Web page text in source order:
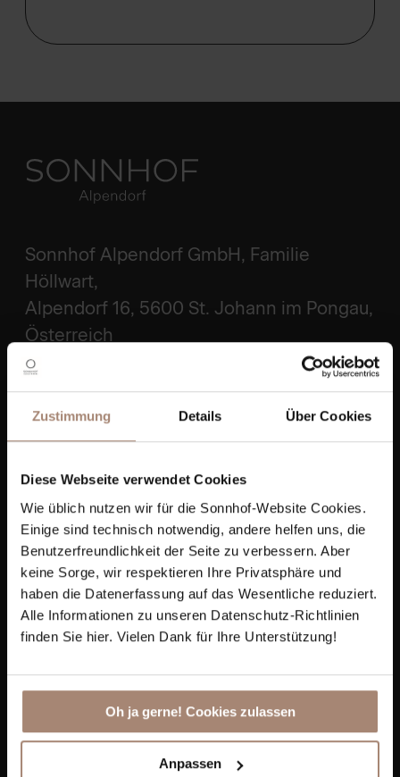
Zustimmung Details Über Cookies
Diese Webseite verwendet Cookies
Wie üblich nutzen wir für die Sonnhof-Website Cookies.
Einige sind technisch notwendig, andere helfen uns, die
Benutzerfreundlichkeit der Seite zu verbessern. Aber
keine Sorge, wir respektieren Ihre Privatsphäre und
haben die Datenerfassung auf das Wesentliche reduziert.
Alle Informationen zu unseren Datenschutz-Richtlinien
finden Sie hier. Vielen Dank für Ihre Unterstützung!
Oh ja gerne! Cookies zulassen
Anpassen
Sonnhof Alpendorf GmbH, Familie
Höllwart,
Alpendorf 16, 5600 St. Johann im Pongau,
Österreich
ROUTE PLANEN
+43 6412 7271
info@sonnhof-alpendorf.at
Day Spa